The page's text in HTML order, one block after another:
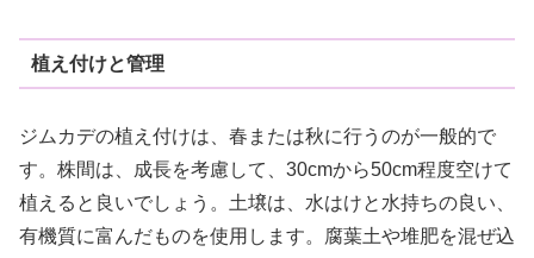
植え付けと管理
ジムカデの植え付けは、春または秋に行うのが一般的で
す。株間は、成長を考慮して、30cmから50cm程度空けて
植えると良いでしょう。土壌は、水はけと水持ちの良い、
有機質に富んだものを使用します。腐葉土や堆肥を混ぜ込